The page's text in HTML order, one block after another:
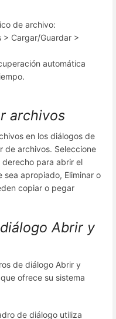
de archivo:
> Cargar/Guardar >
automática
archivos
en los diálogos de
de archivos. Seleccione
para abrir el
sea apropiado, Eliminar o
copiar o pegar
Abrir y
de diálogo Abrir y
ofrece su sistema
de diálogo utiliza